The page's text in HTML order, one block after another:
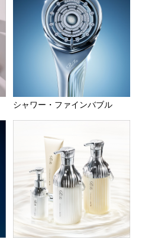
シャワー・ファインバブル